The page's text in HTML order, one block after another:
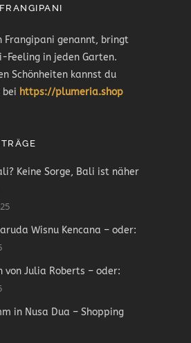
Frangipani genannt, bringt
Feeling in jeden Garten.
Schönheiten kannst du
bei https://plumeria.shop
Keine Sorge, Bali ist näher
Wisnu Kencana – oder:
von Julia Roberts – oder:
in Nusa Dua – Shopping